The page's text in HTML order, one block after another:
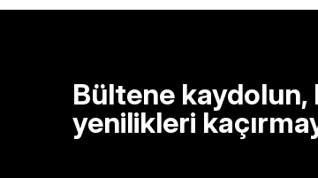
Bültene kaydolun,
yenilikleri